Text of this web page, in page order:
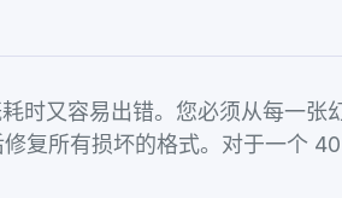
时又容易出错。您必须从每一张
复所有损坏的格式。对于一个